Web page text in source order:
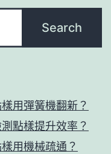
用彈簧機翻新？
點樣提升效率？
用機械疏通？